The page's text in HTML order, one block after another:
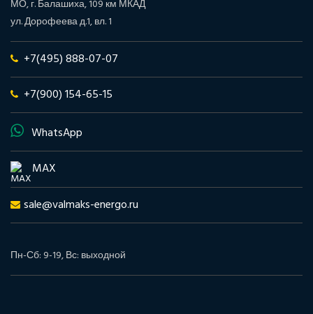
МО, г. Балашиха, 109 км МКАД
ул. Дорофеева д.1, вл. 1
+7(495) 888-07-07
+7(900) 154-65-15
WhatsApp
MAX
sale@valmaks-energo.ru
Пн-Сб: 9-19, Вс: выходной